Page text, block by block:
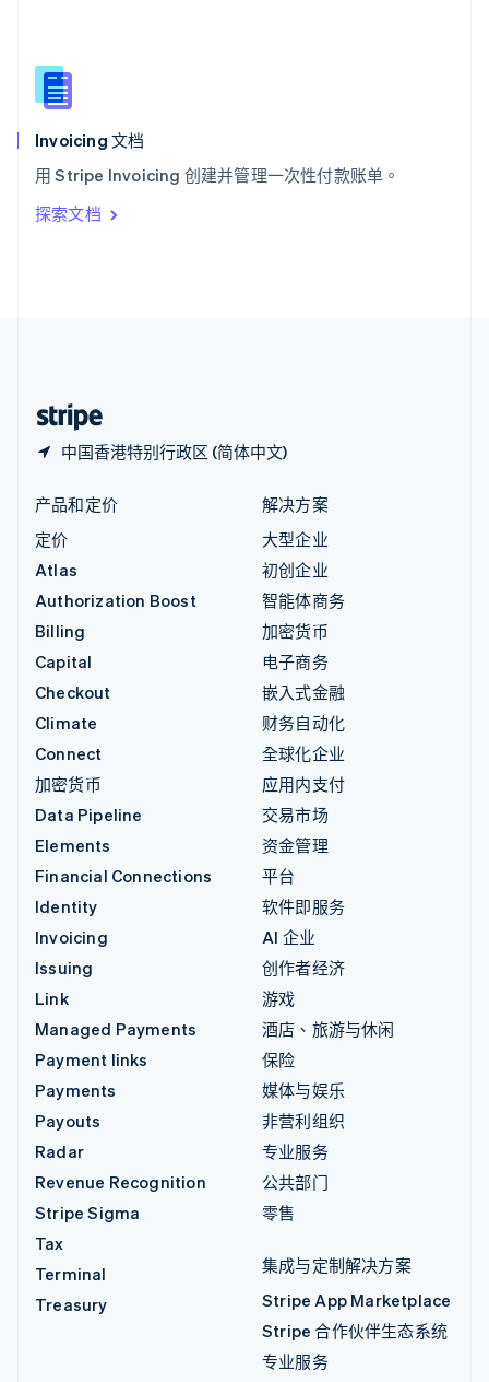
Invoicing 文档
用 Stripe Invoicing 创建并管理一次性付款账单。
探索文档
中国香港特别行政区 (简体中文)
新西兰
English
匈牙利
English
ItalianoEnglish
印度
English
产品和定价
定价
Atlas
Authorization Boost
Billing
Capital
Checkout
Climate
Connect
加密货币
Data Pipeline
Elements
Financial Connections
Identity
Invoicing
Issuing
Link
Managed Payments
Payment links
Payments
Payouts
Radar
Revenue Recognition
Stripe Sigma
Tax
Terminal
Treasury
解决方案
大型企业
初创企业
智能体商务
加密货币
电子商务
嵌入式金融
财务自动化
全球化企业
应用内支付
交易市场
资金管理
平台
软件即服务
AI 企业
创作者经济
游戏
酒店、旅游与休闲
保险
媒体与娱乐
非营利组织
专业服务
公共部门
零售
集成与定制解决方案
Stripe App Marketplace
Stripe 合作伙伴生态系统
专业服务